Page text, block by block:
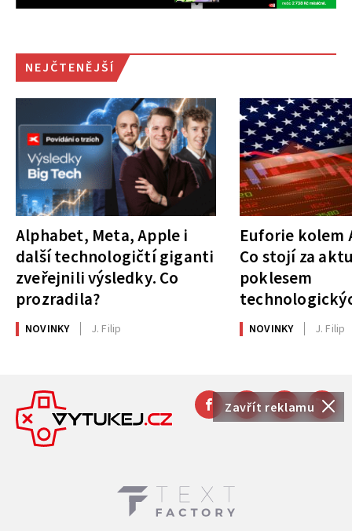
Zavřít reklamu
NEJČTENĚJŠÍ
Alphabet, Meta, Apple i
další technologičtí giganti
zveřejnili výsledky. Co
prozradila?
NOVINKY J. Filip
Euforie kolem
Co stojí za
poklesem
NOVINKY J. Filip